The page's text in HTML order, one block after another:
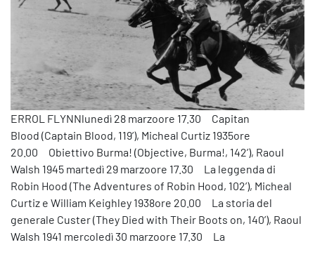
ERROL FLYNNlunedì 28 marzoore 17.30 Capitan
Blood (Captain Blood, 119’), Micheal Curtiz 1935ore
20.00 Obiettivo Burma! (Objective, Burma!, 142’), Raoul
Walsh 1945 martedì 29 marzoore 17.30 La leggenda di
Robin Hood (The Adventures of Robin Hood, 102’), Micheal
Curtiz e William Keighley 1938ore 20.00 La storia del
generale Custer (They Died with Their Boots on, 140’), Raoul
Walsh 1941 mercoledì 30 marzoore 17.30 La